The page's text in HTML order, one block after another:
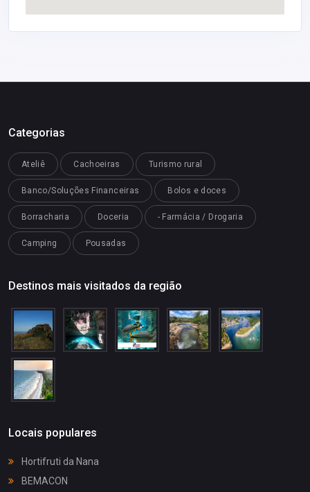
Categorias
Ateliê Cachoeiras Turismo rural
Banco/Soluções Financeiras Bolos e doces
Borracharia Doceria - Farmácia / Drogaria
Camping Pousadas
Destinos mais visitados da região
Locais populares
Hortifruti da Nana
BEMACON